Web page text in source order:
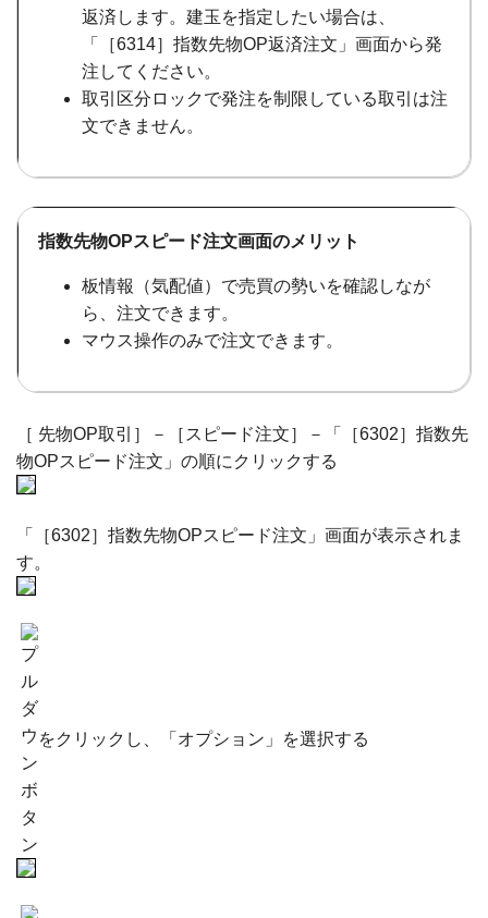
返済します。建玉を指定したい場合は、
「［6314］指数先物OP返済注文」画面から発
注してください。
取引区分ロックで発注を制限している取引は注
文できません。
指数先物OPスピード注文画面のメリット
板情報（気配値）で売買の勢いを確認しなが
ら、注文できます。
マウス操作のみで注文できます。
［ 先物OP取引］－［スピード注文］－「［6302］指数先
物OPスピード注文」の順にクリックする
「［6302］指数先物OPスピード注文」画面が表示されま
す。
をクリックし、「オプション」を選択する